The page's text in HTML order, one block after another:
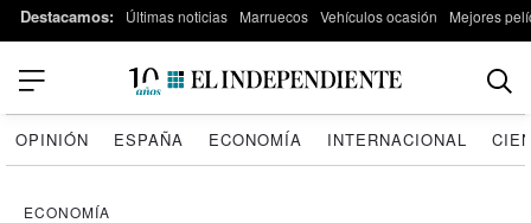
Destacamos: Últimas noticias Marruecos Vehículos ocasión Mejores
OPINIÓN ESPAÑA ECONOMÍA INTERNACIONAL
ECONOMÍA